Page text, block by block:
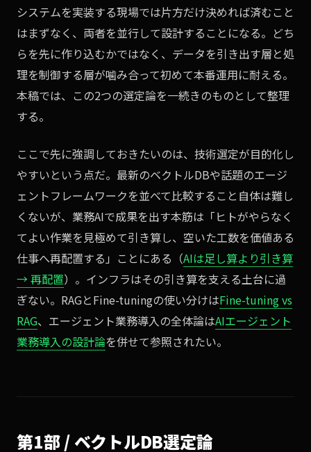
システムを実装する現場では片方だけ決めれば済むこと
はまずなく、両者を並行して設計することになる。どち
らを先に作り込むかではなく、データを引き出す層と処
理を制御する層が噛み合って初めて本番運用に耐える。
本稿では、この2つの選定論を一続きのものとして整理
する。
ここで先に強調しておきたいのは、技術選定が目的化し
やすいという点だ。最新のベクトルDBや話題のエージ
ェントフレームワークを並べて比較すること自体は難し
くないが、業務AIで成果を出す本筋は「ヒトがやらなく
てよい作業を見極めて引き算し、空いた工数を価値ある
仕事へ再配置する」ことにある（AIは足し算より引き算
→ 再配置）。インフラはその引き算を支える土台に過
ぎない。RAGとFine-tuningの使い分けはFine-tuning vs
RAG、エージェント業務導入の全体論はAIエージェント
業務導入の設計論を併せて参照されたい。
第1部 / ベクトルDB選定論